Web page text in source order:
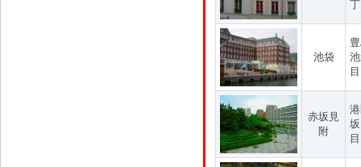
池袋
赤坂見
附
目